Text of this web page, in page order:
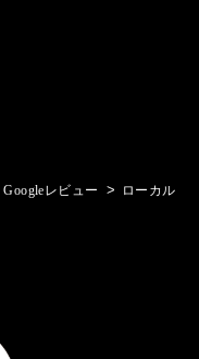
Googleレビュー >
ローカル